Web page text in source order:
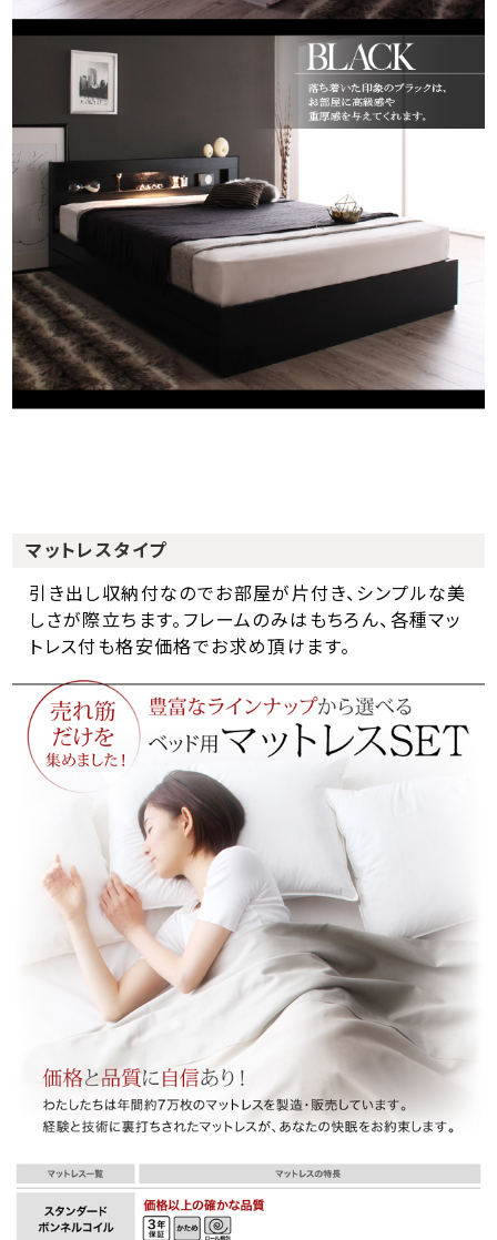
マットレスタイプ
引き出し収納付なのでお部屋が片付き、シンプルな美
しさが際立ちます。フレームのみはもちろん、各種マッ
トレス付も格安価格でお求め頂けます。